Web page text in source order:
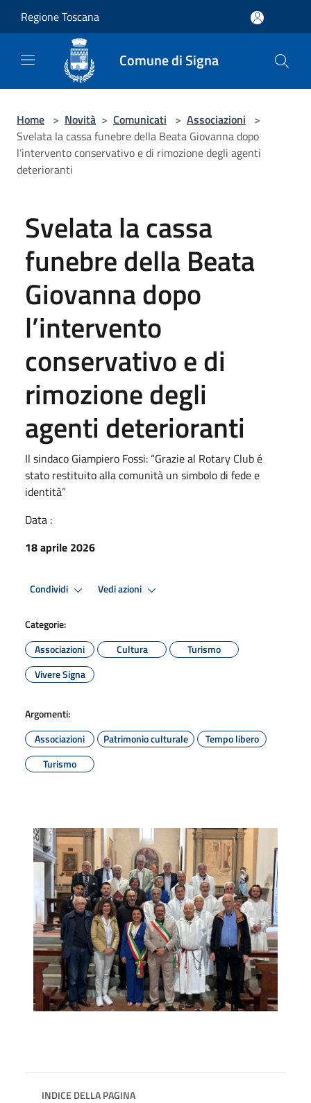
Regione Toscana
Comune di Signa
Home > Novità > Comunicati > Associazioni >
Svelata la cassa funebre della Beata Giovanna dopo
l’intervento conservativo e di rimozione degli agenti
deterioranti
Svelata la cassa
funebre della Beata
Giovanna dopo
l’intervento
conservativo e di
rimozione degli
agenti deterioranti
Il sindaco Giampiero Fossi: “Grazie al Rotary Club é
stato restituito alla comunità un simbolo di fede e
identità”
Data :
18 aprile 2026
Condividi Vedi azioni
Categorie:
Associazioni
Cultura
Turismo
Vivere Signa
Argomenti:
Associazioni
Patrimonio culturale
Tempo libero
Turismo
INDICE DELLA PAGINA